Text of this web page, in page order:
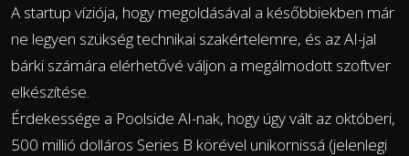
A startup víziója, hogy megoldásával a későbbiekben már
ne legyen szükség technikai szakértelemre, és az AI-jal
bárki számára elérhetővé váljon a megálmodott szoftver
elkészítése.
Érdekessége a Poolside AI-nak, hogy úgy vált az októberi,
500 millió dolláros Series B körével unikornissá (jelenlegi